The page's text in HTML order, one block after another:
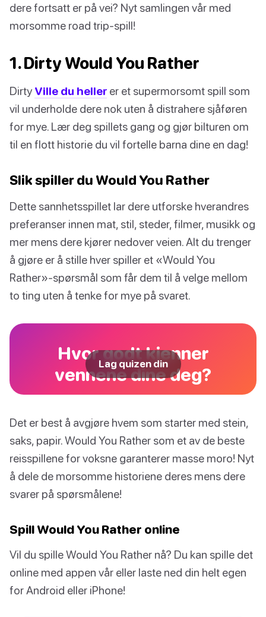
dere fortsatt er på vei? Nyt samlingen vår med
morsomme road trip-spill!
1. Dirty Would You Rather
Dirty Ville du heller er et supermorsomt spill som
vil underholde dere nok uten å distrahere sjåføren
for mye. Lær deg spillets gang og gjør bilturen om
til en flott historie du vil fortelle barna dine en dag!
Slik spiller du Would You Rather
Dette sannhetsspillet lar dere utforske hverandres
preferanser innen mat, stil, steder, filmer, musikk og
mer mens dere kjører nedover veien. Alt du trenger
å gjøre er å stille hver spiller et «Would You
Rather»-spørsmål som får dem til å velge mellom
to ting uten å tenke for mye på svaret.
Hvor godt kjenner
vennene dine deg?
Lag quizen din
Det er best å avgjøre hvem som starter med stein,
saks, papir. Would You Rather som et av de beste
reisspillene for voksne garanterer masse moro! Nyt
å dele de morsomme historiene deres mens dere
svarer på spørsmålene!
Spill Would You Rather online
Vil du spille Would You Rather nå? Du kan spille det
online med appen vår eller laste ned din helt egen
for Android eller iPhone!